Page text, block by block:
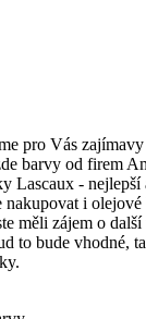
pro Vás
barvy od firem
Lascaux -
nakupovat i
měli zájem o
to bude vhodné,